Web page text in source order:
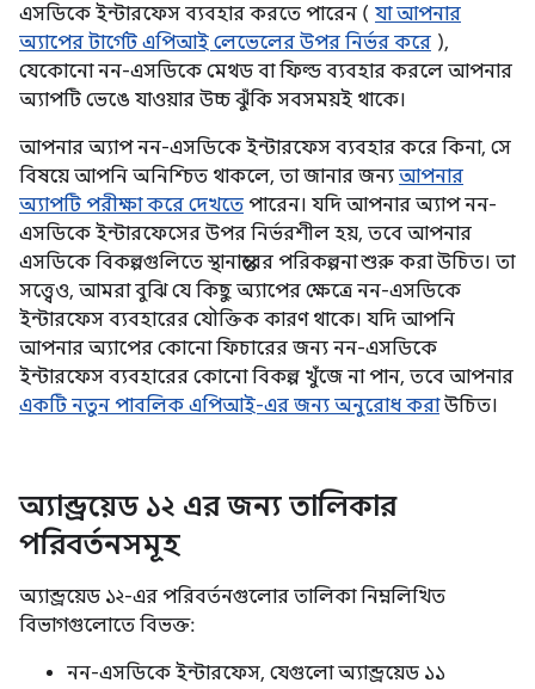
এসডিকে ইন্টারফেস ব্যবহার করতে পারেন ( যা আপনার
অ্যাপের টার্গেট এপিআই লেভেলের উপর নির্ভর করে ),
যেকোনো নন-এসডিকে মেথড বা ফিল্ড ব্যবহার করলে আপনার
অ্যাপটি ভেঙে যাওয়ার উচ্চ ঝুঁকি সবসময়ই থাকে।
আপনার অ্যাপ নন-এসডিকে ইন্টারফেস ব্যবহার করে কিনা, সে
বিষয়ে আপনি অনিশ্চিত থাকলে, তা জানার জন্য আপনার
অ্যাপটি পরীক্ষা করে দেখতে পারেন। যদি আপনার অ্যাপ নন-
এসডিকে ইন্টারফেসের উপর নির্ভরশীল হয়, তবে আপনার
এসডিকে বিকল্পগুলিতে স্থানান্তরের পরিকল্পনা শুরু করা উচিত। তা
সত্ত্বেও, আমরা বুঝি যে কিছু অ্যাপের ক্ষেত্রে নন-এসডিকে
ইন্টারফেস ব্যবহারের যৌক্তিক কারণ থাকে। যদি আপনি
আপনার অ্যাপের কোনো ফিচারের জন্য নন-এসডিকে
ইন্টারফেস ব্যবহারের কোনো বিকল্প খুঁজে না পান, তবে আপনার
একটি নতুন পাবলিক এপিআই-এর জন্য অনুরোধ করাউচিত।
অ্যান্ড্রয়েড ১২ এর জন্য তালিকার
পরিবর্তনসমূহ
অ্যান্ড্রয়েড ১২-এর পরিবর্তনগুলোর তালিকা নিম্নলিখিত
বিভাগগুলোতে বিভক্ত:
নন-এসডিকে ইন্টারফেস, যেগুলো অ্যান্ড্রয়েড ১১